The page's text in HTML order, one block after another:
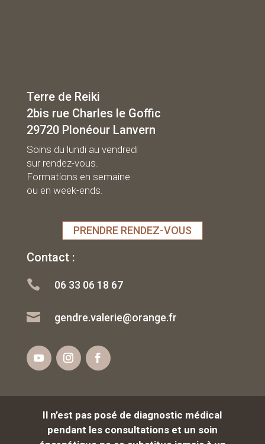
Terre de Reiki
2bis rue Charles le Goffic
29720 Plonéour Lanvern
Soins du lundi au vendredi
sur rendez-vous.
Formations en semaine
ou en week-ends.
PRENDRE RENDEZ-VOUS
Contact :
 06 33 06 18 67
 gendre.valerie@orange.fr
Il n’est pas posé de diagnostic médical
pendant les consultations et un soin